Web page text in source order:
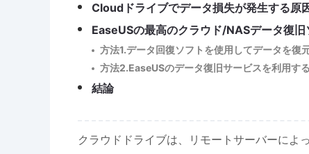
Cloudドライブでデータ損失が発生する原
EaseUSの最高のクラウド/NASデータ復
方法1.データ回復ソフトを使用してデータを復
方法2.EaseUSのデータ復旧サービスを利用する
結論
クラウドドライブは、リモートサーバーによ